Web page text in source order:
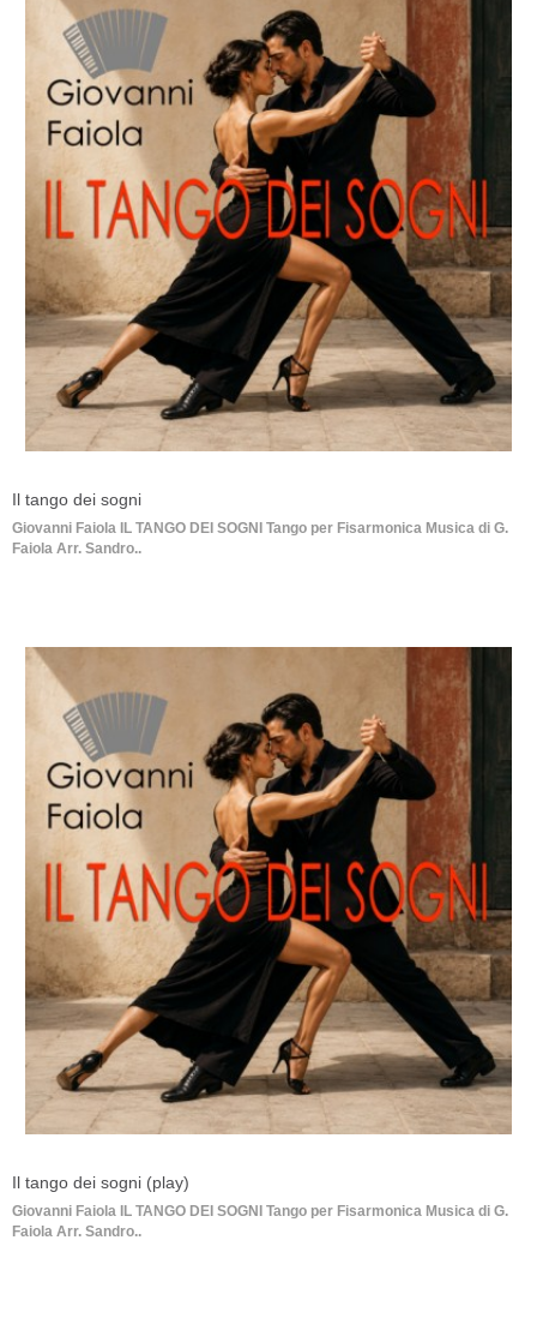
Il tango dei sogni
Giovanni Faiola IL TANGO DEI SOGNI Tango per Fisarmonica Musica di G.
Faiola Arr. Sandro..
Il tango dei sogni (play)
Giovanni Faiola IL TANGO DEI SOGNI Tango per Fisarmonica Musica di G.
Faiola Arr. Sandro..